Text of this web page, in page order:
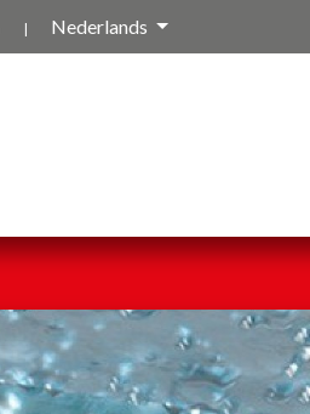
Nederlands